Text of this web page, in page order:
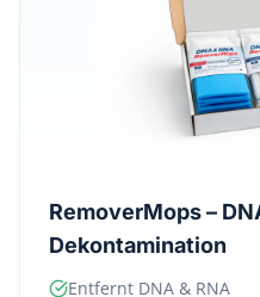
RemoverMops –
Dekontamination
Entfernt DNA & RNA